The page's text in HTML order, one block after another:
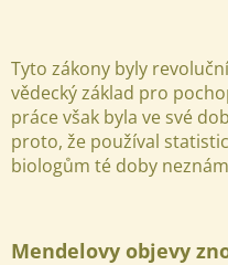
Tyto zákony byly
vědecký základ pro
práce však byla ve své
proto, že používal
biologům té doby
Mendelovy objevy